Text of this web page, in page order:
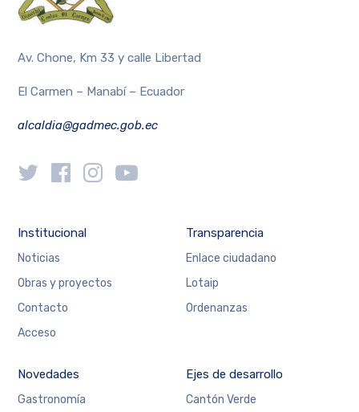
Av. Chone, Km 33 y calle Libertad
El Carmen – Manabí – Ecuador
alcaldia@gadmec.gob.ec
Institucional
Noticias
Obras y proyectos
Contacto
Acceso
Transparencia
Enlace ciudadano
Lotaip
Ordenanzas
Novedades
Gastronomía
Ejes de desarrollo
Cantón Verde